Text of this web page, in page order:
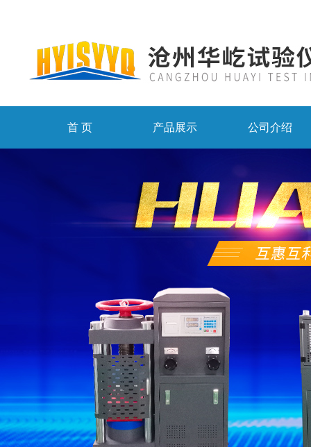
首 页 产品展示 公司介绍